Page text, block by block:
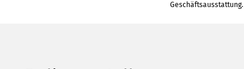
Geschäftsausstattung.